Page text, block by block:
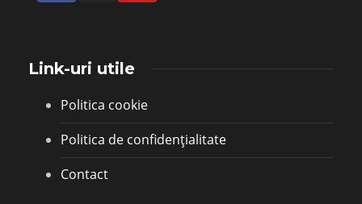
Link-uri utile
Politica cookie
Politica de confidențialitate
Contact